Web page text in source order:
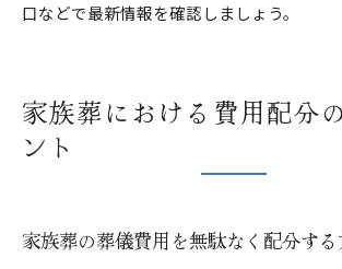
口などで最新情報を確認しましょう。
家族葬における費用配分
ント
家族葬の葬儀費用を無駄なく配分す